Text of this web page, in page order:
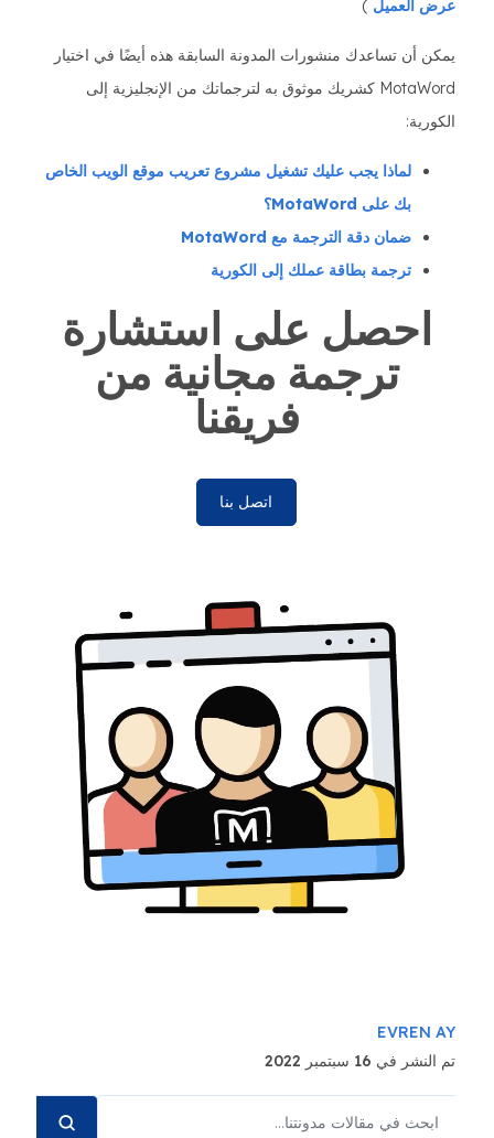
عرض العميل )
يمكن أن تساعدك منشورات المدونة السابقة هذه أيضًا في اختيار
MotaWord كشريك موثوق به لترجماتك من الإنجليزية إلى
الكورية:
لماذا يجب عليك تشغيل مشروع تعريب موقع الويب الخاص
بك على MotaWord؟
ضمان دقة الترجمة مع MotaWord
ترجمة بطاقة عملك إلى الكورية
احصل على استشارة
ترجمة مجانية من
فريقنا
اتصل بنا
EVREN AY
تم النشر في 16 سبتمبر 2022